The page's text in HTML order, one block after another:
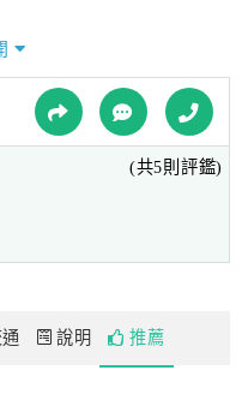
每日消毒，
無後顧之憂，安心使用！
，以及優質的浪漫SPA專
商圈、台中都會公園、東
(共5則評鑑)
說明 推薦